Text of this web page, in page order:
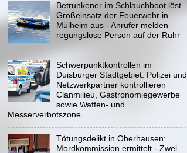
Betrunkener im Schlauchboot löst
Großeinsatz der Feuerwehr in
Mülheim aus - Anrufer melden
regungslose Person auf der Ruhr
Schwerpunktkontrollen im
Duisburger Stadtgebiet: Polizei und
Netzwerkpartner kontrollieren
Clanmilieu, Gastronomiegewerbe
sowie Waffen- und
Messerverbotszone
Tötungsdelikt in Oberhausen:
Mordkommission ermittelt - Zwei